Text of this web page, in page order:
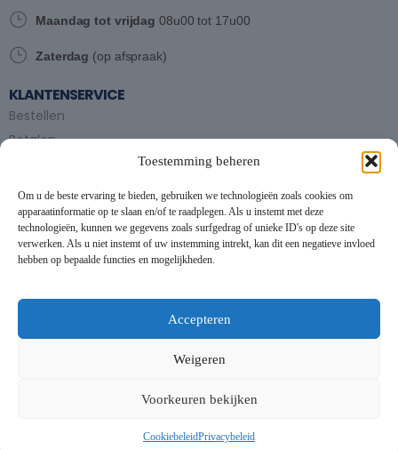
Toestemming beheren
Om u de beste ervaring te bieden, gebruiken we technologieën zoals cookies om
apparaatinformatie op te slaan en/of te raadplegen. Als u instemt met deze
technologieën, kunnen we gegevens zoals surfgedrag of unieke ID's op deze site
verwerken. Als u niet instemt of uw instemming intrekt, kan dit een negatieve invloed
hebben op bepaalde functies en mogelijkheden.
Accepteren
Weigeren
Voorkeuren bekijken
CookiebeleidPrivacybeleid
Maandag tot vrijdag 08u00 tot 17u00
Zaterdag (op afspraak)
KLANTENSERVICE
Bestellen
Betalen
Partytent huren
Handleiding partytenten
VOORWAARDEN
Privacybeleid
Contact
Schrijf je in op onze nieuwsbrief en blijf op de hoogte van
This website uses cookies to improve your experience. By using
this website you agree to ourData Protection Policy